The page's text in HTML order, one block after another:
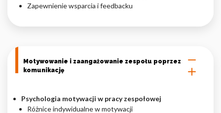
Zapewnienie wsparcia i feedbacku
Motywowanie i zaangażowanie zespołu poprzez
komunikację
Psychologia motywacji w pracy zespołowej
Różnice indywidualne w motywacji